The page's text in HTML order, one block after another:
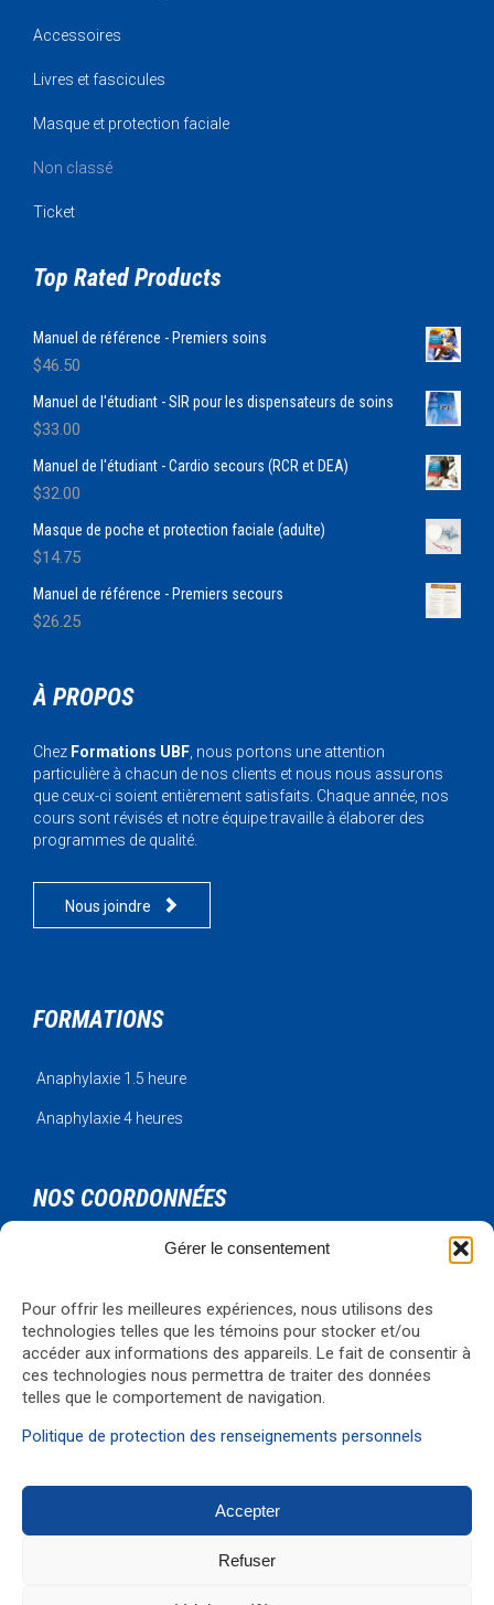
Gérer le consentement
Pour offrir les meilleures expériences, nous utilisons des
technologies telles que les témoins pour stocker et/ou
accéder aux informations des appareils. Le fait de consentir à
ces technologies nous permettra de traiter des données
telles que le comportement de navigation.
Politique de protection des renseignements personnels
Accepter
Refuser
Accessoires
Livres et fascicules
Masque et protection faciale
Non classé
Ticket
Top Rated Products
Manuel de référence - Premiers soins
$46.50
Manuel de l'étudiant - SIR pour les dispensateurs de soins
$33.00
Manuel de l'étudiant - Cardio secours (RCR et DEA)
$32.00
Masque de poche et protection faciale (adulte)
$14.75
Manuel de référence - Premiers secours
$26.25
À PROPOS
Chez Formations UBF , nous portons une attention
particulière à chacun de nos clients et nous nous assurons
que ceux-ci soient entièrement satisfaits. Chaque année, nos
cours sont révisés et notre équipe travaille à élaborer des
programmes de qualité.
Nous joindre 
FORMATIONS
Anaphylaxie 1.5 heure
Anaphylaxie 4 heures
NOS COORDONNÉES
Urgence Bois-Francs Inc.
Téléphone: 819-330-4344
Courriel:formations@ubf.coop
Visualiser la carte →
© 2017 RéalisationG1 Média